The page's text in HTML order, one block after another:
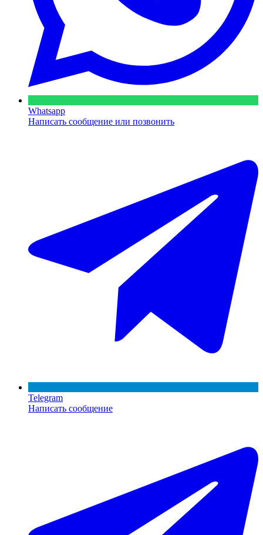
Whatsapp
Написать сообщение или позвонить
Telegram
Написать сообщение